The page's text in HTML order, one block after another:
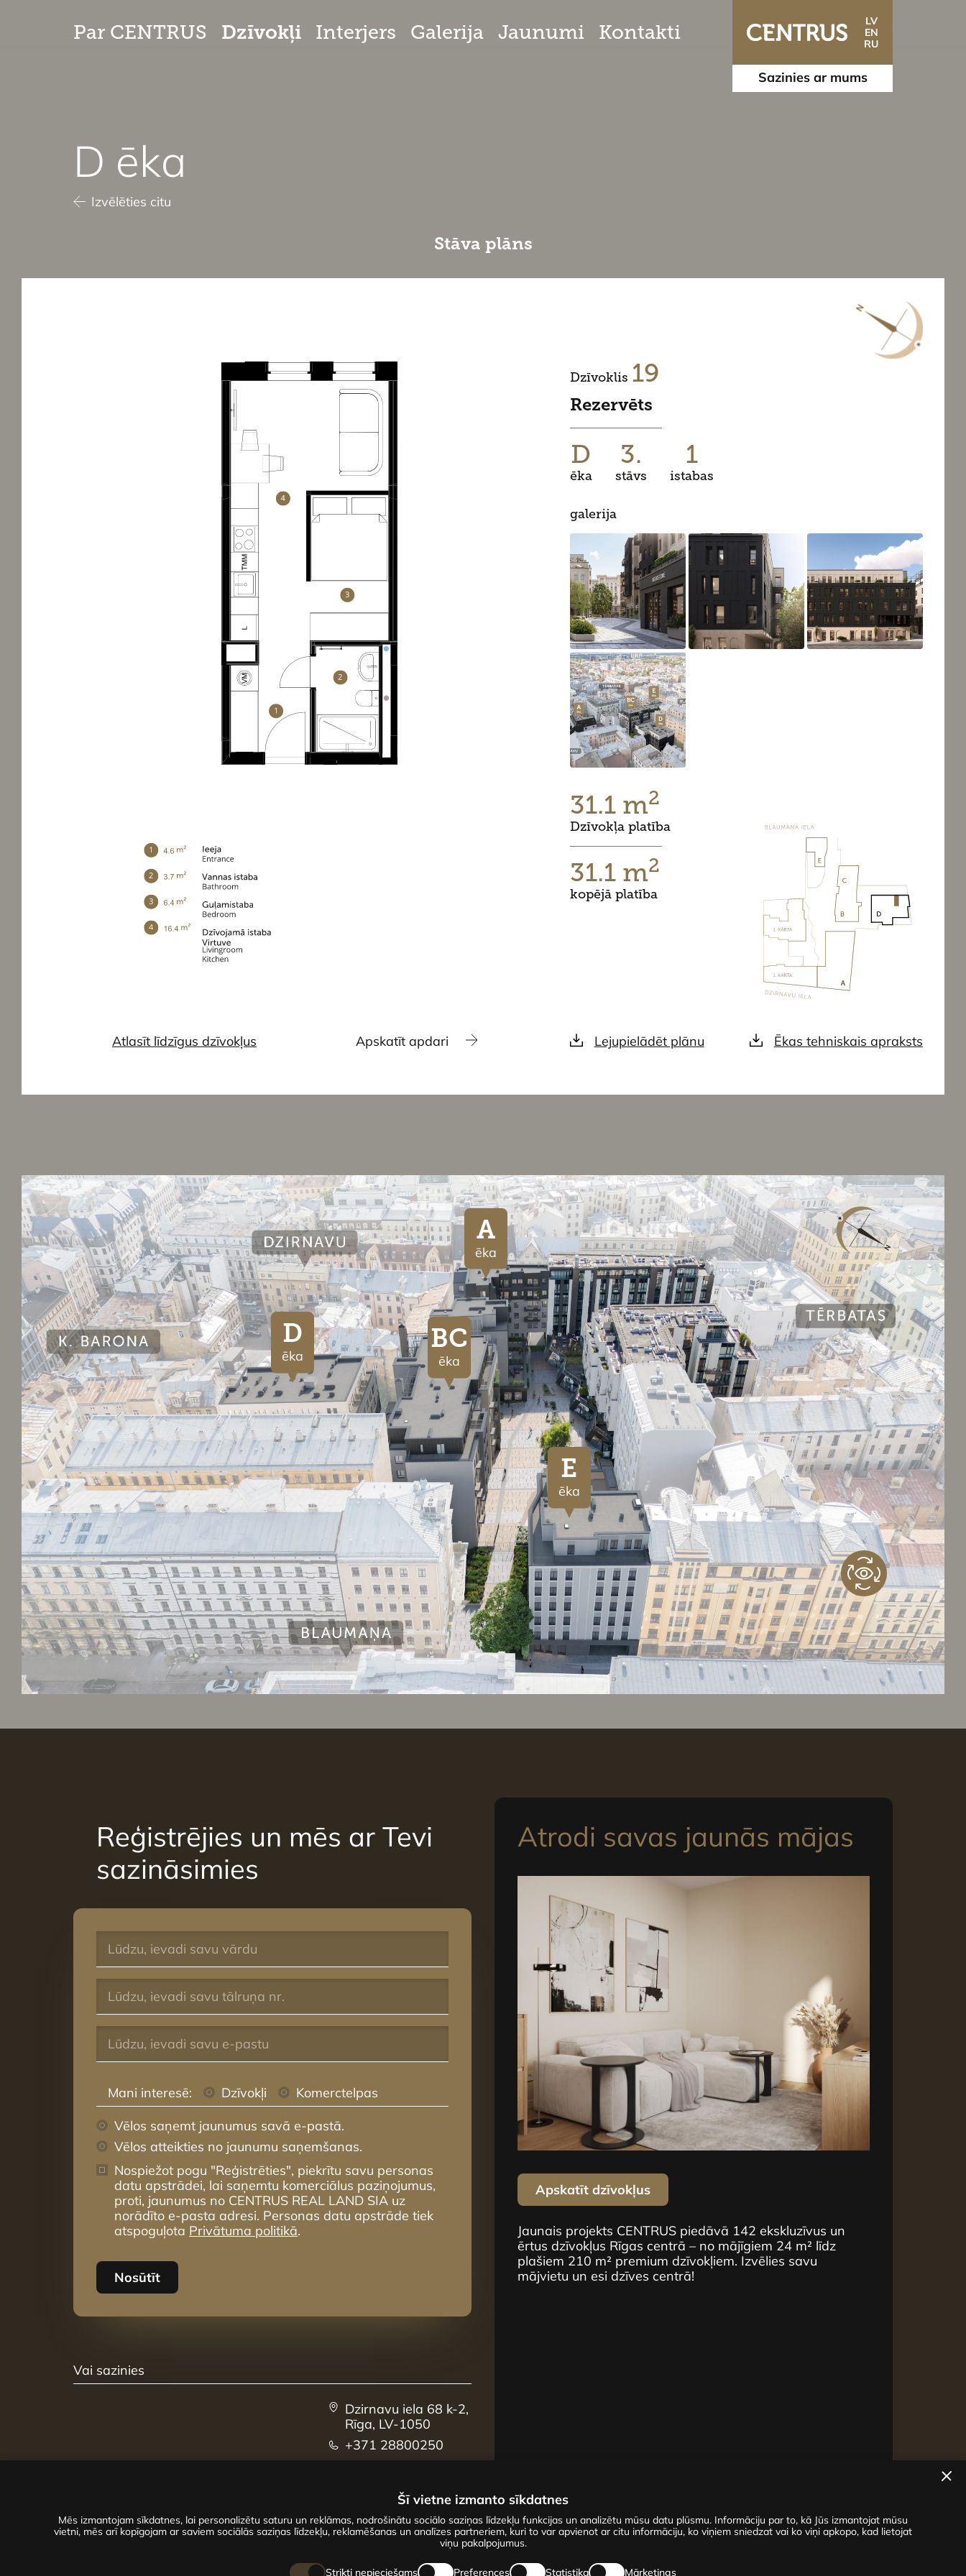
Šī vietne izmanto sīkdatnes
Mēs izmantojam sīkdatnes, lai personalizētu saturu un reklāmas, nodrošinātu sociālo saziņas līdzekļu funkcijas un analizētu mūsu datu plūsmu. Informāciju par to, kā Jūs izmantojat mūsu
vietni, mēs arī kopīgojam ar saviem sociālās saziņas līdzekļu, reklamēšanas un analīzes partneriem, kuri to var apvienot ar citu informāciju, ko viņiem sniedzat vai ko viņi apkopo, kad lietojat
viņu pakalpojumus.
Strikti nepieciešams Preferences Statistika Mārketings
Par CENTRUS Dzīvokļi Interjers Galerija Jaunumi Kontakti
LV
EN
RU
Sazinies ar mums
D ēka
Izvēlēties citu
Stāva plāns
Dzīvoklis 19
Rezervēts
D
ēka
3.
stāvs
1
istabas
galerija
31.1 m2
Dzīvokļa platība
31.1 m2
kopējā platība
Atlasīt līdzīgus dzīvokļus Apskatīt apdari Lejupielādēt plānu Ēkas tehniskais apraksts
A
ēka
BC
ēka
D
ēka
E
ēka
Reģistrējies un mēs ar Tevi
sazināsimies
Mani interesē: Dzīvokļi
Komerctelpas
Vēlos saņemt jaunumus savā e-pastā.
Vēlos atteikties no jaunumu saņemšanas.
Nospiežot pogu "Reģistrēties", piekrītu savu personas
datu apstrādei, lai saņemtu komerciālus paziņojumus,
proti, jaunumus no CENTRUS REAL LAND SIA uz
norādīto e-pasta adresi. Personas datu apstrāde tiek
atspoguļota Privātuma politikā.
Nosūtīt
Vai sazinies
Dzirnavu iela 68 k-2,
Rīga, LV-1050
+371 28800250
Atrodi savas jaunās mājas
Apskatīt dzīvokļus
Jaunais projekts CENTRUS piedāvā 142 ekskluzīvus un
ērtus dzīvokļus Rīgas centrā – no mājīgiem 24 m² līdz
plašiem 210 m² premium dzīvokļiem. Izvēlies savu
mājvietu un esi dzīves centrā!